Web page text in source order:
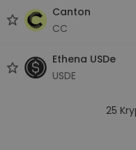
Canton
CC
Ethena USDe
USDE
25